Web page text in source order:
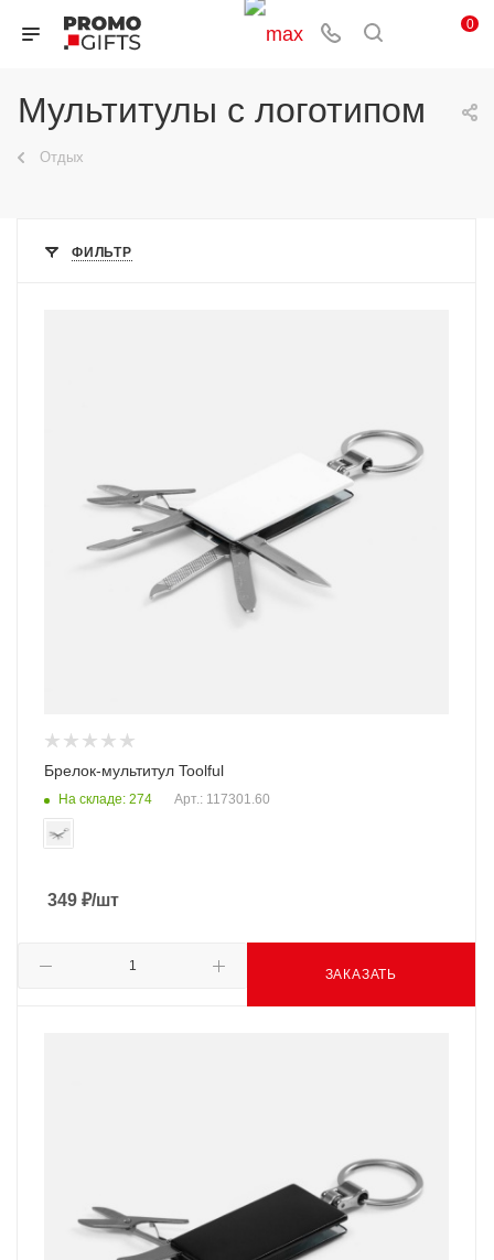
0
Мультитулы с логотипом
Отдых
ФИЛЬТР
Брелок-мультитул Toolful
На складе: 274 Арт.: 117301.60
349 ₽/шт
ЗАКАЗАТЬ